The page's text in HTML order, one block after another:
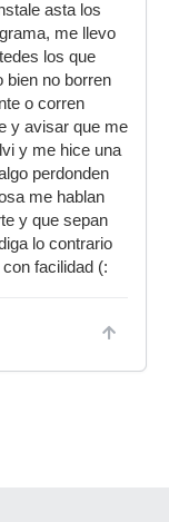
asta los
me llevo
los que
bien no borren
o corren
y avisar que me
y me hice una
perdonden
me hablan
y que sepan
lo contrario
facilidad (: